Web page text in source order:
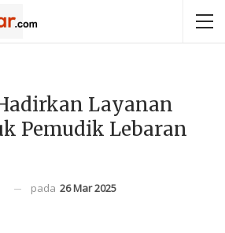
Layanan
Pemudik Lebaran
pada 26 Mar 2025